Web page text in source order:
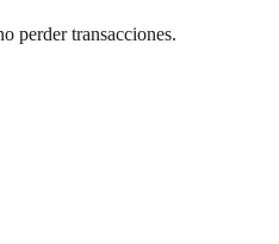
perder transacciones.